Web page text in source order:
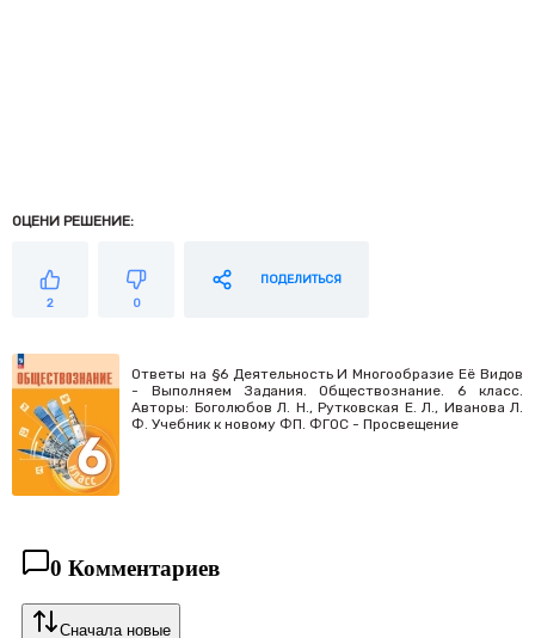
ОЦЕНИ РЕШЕНИЕ:
2 0
ПОДЕЛИТЬСЯ
Ответы на §6 Деятельность И Многообразие Её Видов
- Выполняем Задания. Обществознание. 6 класс.
Авторы: Боголюбов Л. Н., Рутковская Е. Л., Иванова Л.
Ф. Учебник к новому ФП. ФГОС - Просвещение